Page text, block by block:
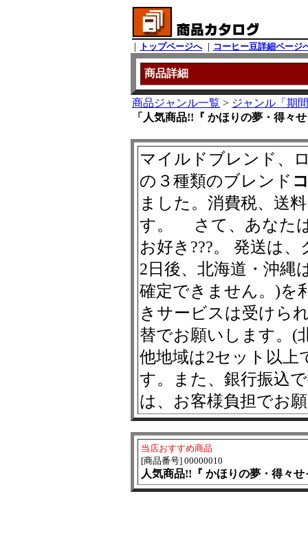
｜ トップページへ｜ コーヒー豆詳細ページ
商品詳細
商品ジャンル一覧 > ジャンル「期
「人気商品!!『 かほりの夢・得々
マイルドブレンド、
の３種類のブレンド
ました。消費税、送
す。 さて、あなた
お好き???。 発送は
2日後、北海道・沖縄
確定できません。)を
きサービスは受けら
替でお願いします。(
他地域は2セット以上
す。また、銀行振込
は、お客様負担でお
当店おすすめ商品
[商品番号] 00000010
人気商品!!『 かほりの夢・得々せ